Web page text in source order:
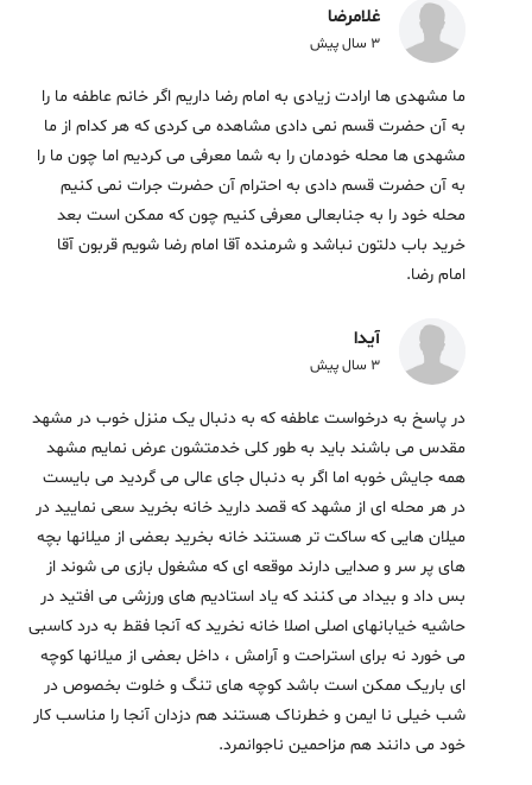
غلامرضا
3 سال پیش
ما مشهدی ها ارادت زیادی به امام رضا داریم اگر خانم عاطفه ما را
به آن حضرت قسم نمی دادی مشاهده می کردی که هر کدام از ما
مشهدی ها محله خودمان را به شما معرفی می کردیم اما چون ما را
به آن حضرت قسم دادی به احترام آن حضرت جرات نمی کنیم
محله خود را به جنابعالی معرفی کنیم چون که ممکن است بعد
خرید باب دلتون نباشد و شرمنده آقا امام رضا شویم قربون آقا
امام رضا.
آیدا
3 سال پیش
در پاسخ به درخواست عاطفه که به دنبال یک منزل خوب در مشهد
مقدس می باشند باید به طور کلی خدمتشون عرض نمایم مشهد
همه جایش خوبه اما اگر به دنبال جای عالی می گردید می بایست
در هر محله ای از مشهد که قصد دارید خانه بخرید سعی نمایید در
میلان هایی که ساکت تر هستند خانه بخرید بعضی از میلانها بچه
های پر سر و صدایی دارند موقعه ای که مشغول بازی می شوند از
بس داد و بیداد می کنند که یاد استادیم های ورزشی می افتید در
حاشیه خیابانهای اصلی اصلا خانه نخرید که آنجا فقط به درد کاسبی
می خورد نه برای استراحت و آرامش ، داخل بعضی از میلانها کوچه
ای باریک ممکن است باشد کوچه های تنگ و خلوت بخصوص در
شب خیلی نا ایمن و خطرناک هستند هم دزدان آنجا را مناسب کار
خود می دانند هم مزاحمین ناجوانمرد.